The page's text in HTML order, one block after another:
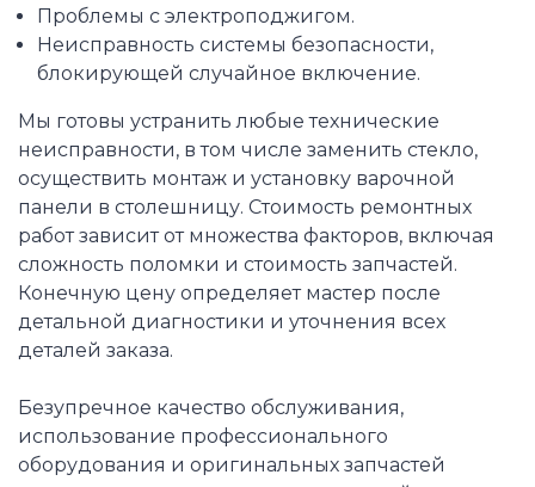
Проблемы с электроподжигом.
Неисправность системы безопасности,
блокирующей случайное включение.
Мы готовы устранить любые технические
неисправности, в том числе заменить стекло,
осуществить монтаж и установку варочной
панели в столешницу. Стоимость ремонтных
работ зависит от множества факторов, включая
сложность поломки и стоимость запчастей.
Конечную цену определяет мастер после
детальной диагностики и уточнения всех
деталей заказа.
Безупречное качество обслуживания,
использование профессионального
оборудования и оригинальных запчастей